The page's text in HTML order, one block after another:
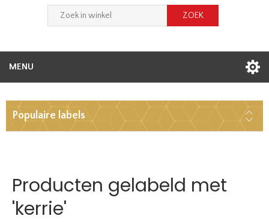
MENU
Populaire labels
Producten gelabeld met
'kerrie'